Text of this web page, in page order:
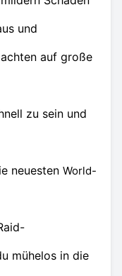
und
auf große
zu sein und
neuesten World-
mühelos in die